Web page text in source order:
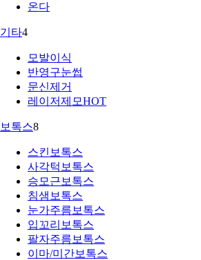
온다
기타4
모발이식
반영구눈썹
문신제거
레이저제모HOT
보톡스8
스킨보톡스
사각턱보톡스
승모근보톡스
침샘보톡스
눈가주름보톡스
입꼬리보톡스
팔자주름보톡스
이마/미간보톡스